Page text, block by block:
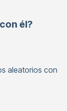
él?
aleatorios con